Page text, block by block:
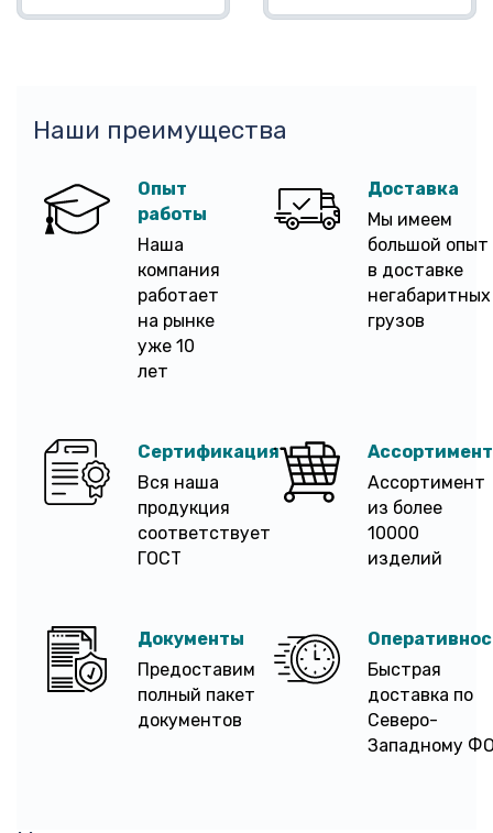
Наши преимущества
Опыт
работы
Наша
компания
работает
на рынке
уже 10
лет
Доставка
Мы имеем
большой опыт
в доставке
негабаритных
грузов
Сертификация
Вся наша
продукция
соответствует
ГОСТ
Ассортимент
Ассортимент
из более
10000
изделий
Документы
Предоставим
полный пакет
документов
Быстрая
доставка по
Северо-
Западному